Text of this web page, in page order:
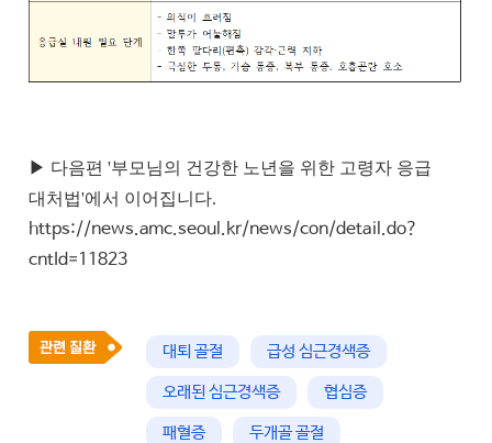
▶ 다음편 '부모님의 건강한 노년을 위한 고령자 응급
대처법'에서 이어집니다.
https://news.amc.seoul.kr/news/con/detail.do?
cntId=11823
대퇴 골절 급성 심근경색증
오래된 심근경색증 협심증
패혈증 두개골 골절